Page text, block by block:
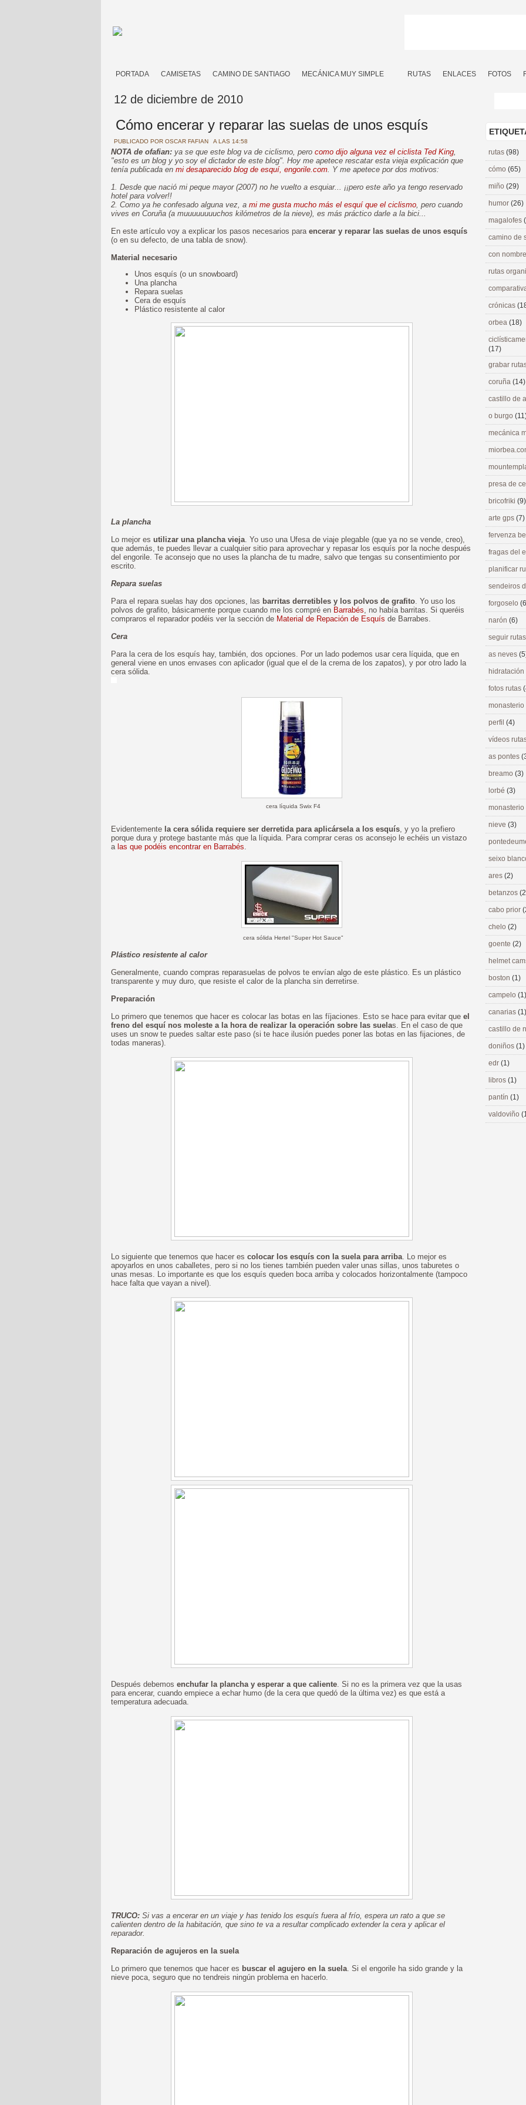
PORTADA CAMISETAS CAMINO DE SANTIAGO MECÁNICA MUY SIMPLE RUTAS ENLACES FOTOS
12 de diciembre de 2010
Cómo encerar y reparar las suelas de unos esquís
PUBLICADO POR OSCAR FAFIAN A LAS 14:58
NOTA de ofafian: ya se que este blog va de ciclismo, pero como dijo alguna vez el ciclista Ted King,
"esto es un blog y yo soy el dictador de este blog". Hoy me apetece rescatar esta vieja explicación que
tenía publicada en mi desaparecido blog de esquí, engorile.com. Y me apetece por dos motivos:
1. Desde que nació mi peque mayor (2007) no he vuelto a esquiar... ¡¡pero este año ya tengo reservado
hotel para volver!!
2. Como ya he confesado alguna vez, a mi me gusta mucho más el esquí que el ciclismo, pero cuando
vives en Coruña (a muuuuuuuuchos kilómetros de la nieve), es más práctico darle a la bici...
En este artículo voy a explicar los pasos necesarios para encerar y reparar las suelas de unos esquís
(o en su defecto, de una tabla de snow).
Material necesario
Unos esquís (o un snowboard)
Una plancha
Repara suelas
Cera de esquís
Plástico resistente al calor
La plancha
Lo mejor es utilizar una plancha vieja. Yo uso una Ufesa de viaje plegable (que ya no se vende, creo),
que además, te puedes llevar a cualquier sitio para aprovechar y repasar los esquís por la noche después
del engorile. Te aconsejo que no uses la plancha de tu madre, salvo que tengas su consentimiento por
escrito.
Repara suelas
Para el repara suelas hay dos opciones, las barritas derretibles y los polvos de grafito. Yo uso los
polvos de grafito, básicamente porque cuando me los compré en Barrabés, no había barritas. Si queréis
compraros el reparador podéis ver la sección de Material de Repación de Esquís de Barrabes.
Cera
Para la cera de los esquís hay, también, dos opciones. Por un lado podemos usar cera líquida, que en
general viene en unos envases con aplicador (igual que el de la crema de los zapatos), y por otro lado la
cera sólida.
cera líquida Swix F4
Evidentemente la cera sólida requiere ser derretida para aplicársela a los esquís , y yo la prefiero
porque dura y protege bastante más que la líquida. Para comprar ceras os aconsejo le echéis un vistazo
a las que podéis encontrar en Barrabés
cera sólida Hertel "Super Hot Sauce"
Plástico resistente al calor
Generalmente, cuando compras reparasuelas de polvos te envían algo de este plástico. Es un plástico
transparente y muy duro, que resiste el calor de la plancha sin derretirse.
Preparación
Lo primero que tenemos que hacer es colocar las botas en las fíjaciones. Esto se hace para evitar que el
freno del esquí nos moleste a la hora de realizar la operación sobre las suelas. En el caso de que
uses un snow te puedes saltar este paso (si te hace ilusión puedes poner las botas en las fijaciones, de
todas maneras).
Lo siguiente que tenemos que hacer es colocar los esquís con la suela para arriba . Lo mejor es
apoyarlos en unos caballetes, pero si no los tienes también pueden valer unas sillas, unos taburetes o
unas mesas. Lo importante es que los esquís queden boca arriba y colocados horizontalmente (tampoco
hace falta que vayan a nivel).
Después debemos enchufar la plancha y esperar a que caliente . Si no es la primera vez que la usas
para encerar, cuando empiece a echar humo (de la cera que quedó de la última vez) es que está a
temperatura adecuada.
TRUCO: Si vas a encerar en un viaje y has tenido los esquís fuera al frío, espera un rato a que se
calienten dentro de la habitación, que sino te va a resultar complicado extender la cera y aplicar el
reparador.
Reparación de agujeros en la suela
Lo primero que tenemos que hacer es buscar el agujero en la suela . Si el engorile ha sido grande y la
nieve poca, seguro que no tendreis ningún problema en hacerlo.
rutas (98)
cómo (65)
miño (29)
humor (26)
magalofes
camino de
con
rutas
crónicas
orbea (18)
(17)
grabar
coruña (14)
castillo de
o burgo
mecánica
presa de
bricofriki (9)
arte gps (7)
fervenza
fragas del
planificar
sendeiros
forgoselo
narón (6)
seguir
as neves
hidratación
fotos rutas
perfil (4)
vídeos
as pontes
breamo (3)
lorbé (3)
nieve (3)
seixo
ares (2)
betanzos
cabo prior
chelo (2)
goente (2)
helmet
boston (1)
campelo (1)
canarias (1)
castillo de
doniños (1)
edr (1)
libros (1)
pantín (1)
valdoviño